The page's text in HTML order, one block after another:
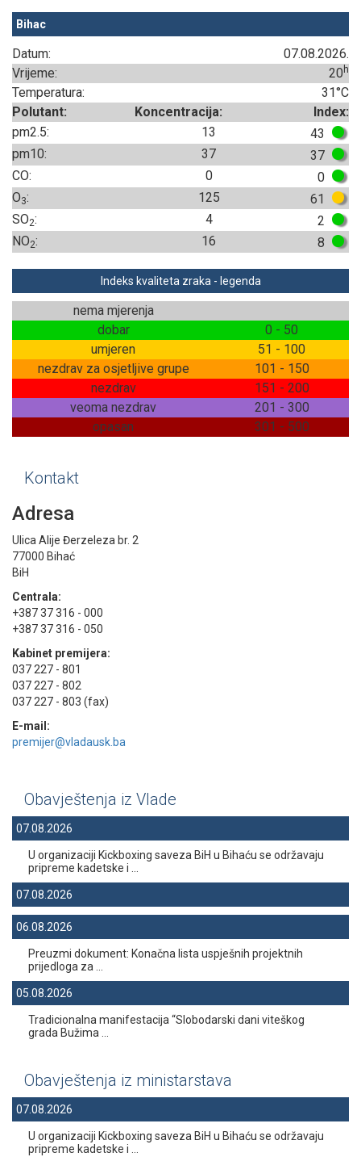
Bihac
Datum:
07.08.2026.
Vrijeme:
20 h
Temperatura:
31°C
Polutant:
Koncentracija:
Index:
pm2.5:
13
43
pm10:
37
37
CO:
0
0
O3: 125
61
SO2: 4
2
NO2: 16 8
Indeks kvaliteta zraka - legenda
nema mjerenja
dobar
0 - 50
umjeren
51 - 100
nezdrav za osjetljive grupe
101 - 150
nezdrav
151 - 200
veoma nezdrav
201 - 300
opasan
301 - 500
Kontakt
Adresa
Ulica Alije Đerzeleza br. 2
77000 Bihać
BiH
Centrala:
+387 37 316 - 000
+387 37 316 - 050
Kabinet premijera:
037 227 - 801
037 227 - 802
037 227 - 803 (fax)
E-mail:
premijer@vladausk.ba
Obavještenja iz Vlade
07.08.2026
U organizaciji Kickboxing saveza BiH u Bihaću se održavaju
pripreme kadetske i ...
07.08.2026
06.08.2026
Preuzmi dokument: Konačna lista uspješnih projektnih
prijedloga za ...
05.08.2026
Tradicionalna manifestacija “Slobodarski dani viteškog
grada Bužima ...
Obavještenja iz ministarstava
07.08.2026
U organizaciji Kickboxing saveza BiH u Bihaću se održavaju
pripreme kadetske i ...